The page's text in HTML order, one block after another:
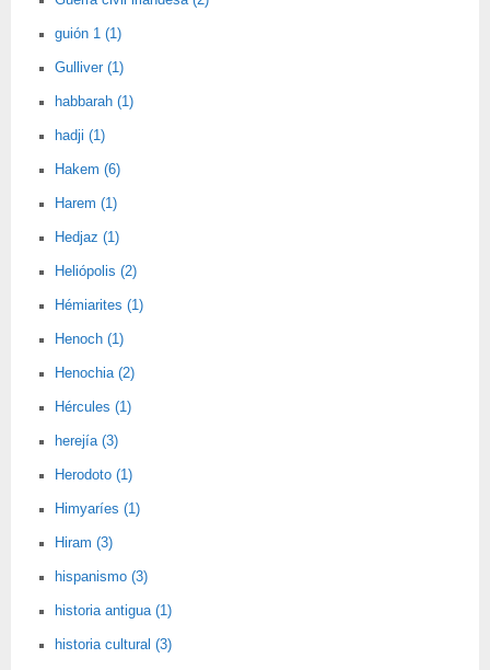
guión 1 (1)
Gulliver (1)
habbarah (1)
hadji (1)
Hakem (6)
Harem (1)
Hedjaz (1)
Heliópolis (2)
Hémiarites (1)
Henoch (1)
Henochia (2)
Hércules (1)
herejía (3)
Herodoto (1)
Himyaríes (1)
Hiram (3)
hispanismo (3)
historia antigua (1)
historia cultural (3)